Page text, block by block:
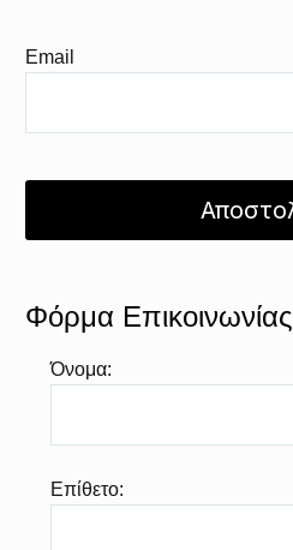
Email
Φόρμα Επικοινωνίας
Όνομα:
Επίθετο: